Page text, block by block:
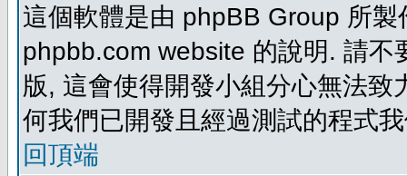
這個軟體是由 phpBB Group 所
phpbb.com website 的說明. 請
版, 這會使得開發小組分心無法
何我們已開發且經過測試的程式
回頂端